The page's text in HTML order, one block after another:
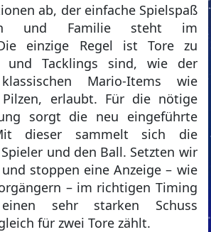
ab, der einfache Spielspaß
und Familie steht im
einzige Regel ist Tore zu
und Tacklings sind, wie der
Mario-Items wie
erlaubt. Für die nötige
sorgt die neu eingeführte
dieser sammelt sich die
und den Ball. Setzten wir
stoppen eine Anzeige – wie
– im richtigen Timing
sehr starken Schuss
für zwei Tore zählt.